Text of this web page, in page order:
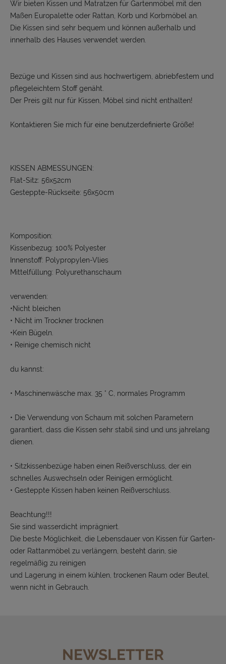
Wir bieten Kissen und Matratzen für Gartenmöbel mit den
Maßen Europalette oder Rattan, Korb und Korbmöbel an.
Die Kissen sind sehr bequem und können außerhalb und
innerhalb des Hauses verwendet werden.
Bezüge und Kissen sind aus hochwertigem, abriebfestem und
pflegeleichtem Stoff genäht.
Der Preis gilt nur für Kissen, Möbel sind nicht enthalten!
Kontaktieren Sie mich für eine benutzerdefinierte Größe!
KISSEN ABMESSUNGEN:
Flat-Sitz: 56x52cm
Gesteppte-Rückseite: 56x50cm
Komposition:
Kissenbezug: 100% Polyester
Innenstoff: Polypropylen-Vlies
Mittelfüllung: Polyurethanschaum
verwenden:
•Nicht bleichen
• Nicht im Trockner trocknen
•Kein Bügeln.
• Reinige chemisch nicht
du kannst:
• Maschinenwäsche max. 35 ° C, normales Programm
• Die Verwendung von Schaum mit solchen Parametern
garantiert, dass die Kissen sehr stabil sind und uns jahrelang
dienen.
• Sitzkissenbezüge haben einen Reißverschluss, der ein
schnelles Auswechseln oder Reinigen ermöglicht.
• Gesteppte Kissen haben keinen Reißverschluss.
Beachtung!!!
Sie sind wasserdicht imprägniert.
Die beste Möglichkeit, die Lebensdauer von Kissen für Garten-
oder Rattanmöbel zu verlängern, besteht darin, sie
regelmäßig zu reinigen
und Lagerung in einem kühlen, trockenen Raum oder Beutel,
wenn nicht in Gebrauch.
NEWSLETTER